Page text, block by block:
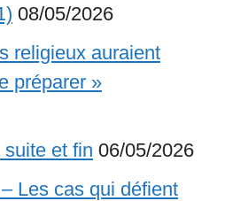
08/05/2026
religieux auraient
préparer »
et fin 06/05/2026
Les cas qui défient